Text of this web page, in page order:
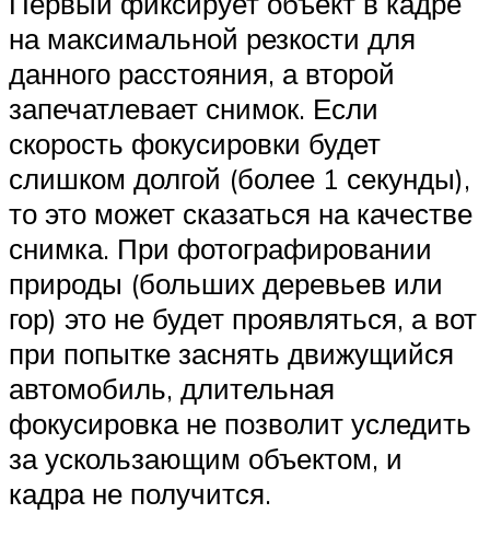
на максимальной резкости для
данного расстояния, а второй
запечатлевает снимок. Если
скорость фокусировки будет
слишком долгой (более 1 секунды),
то это может сказаться на качестве
снимка. При фотографировании
природы (больших деревьев или
гор) это не будет проявляться, а вот
при попытке заснять движущийся
автомобиль, длительная
фокусировка не позволит уследить
за ускользающим объектом, и
кадра не получится.